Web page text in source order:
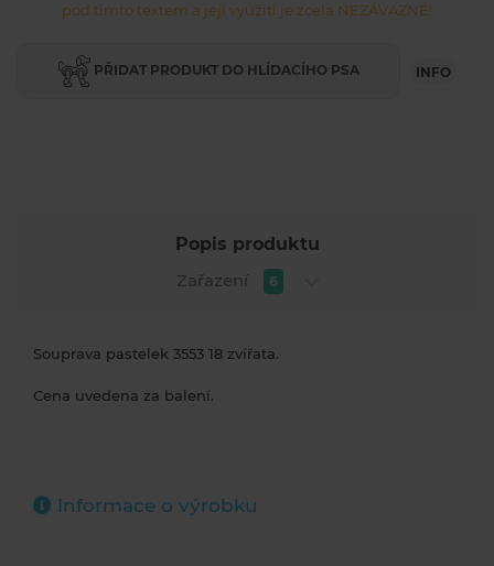
pod tímto textem a její využití je zcela NEZÁVAZNÉ!
PŘIDAT PRODUKT DO HLÍDACÍHO PSA INFO
Popis produktu
Zařazení
6
Souprava pastelek 3553 18 zvířata.
Cena uvedena za balení.
Informace o výrobku